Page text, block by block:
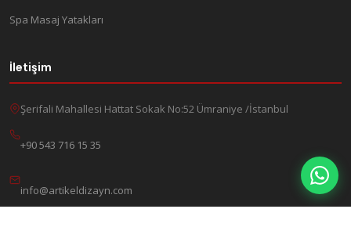
Spa Masaj Yatakları
İletişim
Şerifali Mahallesi Hattat Sokak No:52 Ümraniye /İstanbul
+90 543 716 15 35
info@artikeldizayn.com